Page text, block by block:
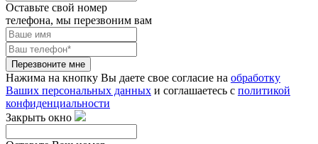
Оставьте свой номер
телефона, мы перезвоним вам
Перезвоните мне
Нажима на кнопку Вы даете свое согласие на обработку
Ваших персональных данных и соглашаетесь с политикой
конфиденциальности
Закрыть окно